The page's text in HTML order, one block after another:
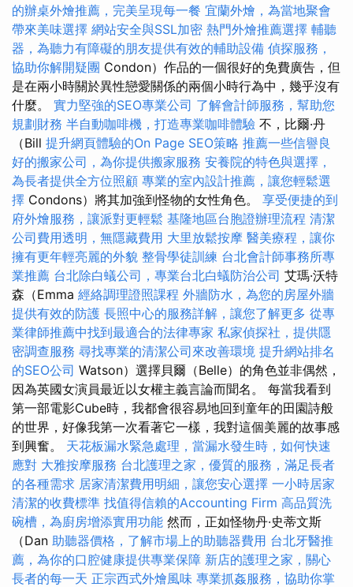
的辦桌外燴推薦，完美呈現每一餐 宜蘭外燴，為當地聚會
帶來美味選擇 網站安全與SSL加密 熱門外燴推薦選擇 輔聽
器，為聽力有障礙的朋友提供有效的輔助設備 偵探服務，
協助你解開疑團 Condon）作品的一個很好的免費廣告，但
是在兩小時關於異性戀愛關係的兩個小時行為中，幾乎沒有
什麼。 實力堅強的SEO專業公司 了解會計師服務，幫助您
規劃財務 半自動咖啡機，打造專業咖啡體驗 不，比爾·丹
（Bill 提升網頁體驗的On Page SEO策略 推薦一些信譽良
好的搬家公司，為你提供搬家服務 安養院的特色與選擇，
為長者提供全方位照顧 專業的室內設計推薦，讓您輕鬆選
擇 Condons）將其加強到怪物的女性角色。 享受便捷的到
府外燴服務，讓派對更輕鬆 基隆地區台胞證辦理流程 清潔
公司費用透明，無隱藏費用 大里放鬆按摩 醫美療程，讓你
擁有更年輕亮麗的外貌 整骨學徒訓練 台北會計師事務所專
業推薦 台北除白蟻公司，專業台北白蟻防治公司 艾瑪·沃特
森（Emma 經絡調理證照課程 外牆防水，為您的房屋外牆
提供有效的防護 長照中心的服務詳解，讓您了解更多 從專
業律師推薦中找到最適合的法律專家 私家偵探社，提供隱
密調查服務 尋找專業的清潔公司來改善環境 提升網站排名
的SEO公司 Watson）選擇貝爾（Belle）的角色並非偶然，
因為英國女演員最近以女權主義言論而聞名。 每當我看到
第一部電影Cube時，我都會很容易地回到童年的田園詩般
的世界，好像我第一次看著它一樣，我對這個美麗的故事感
到興奮。 天花板漏水緊急處理，當漏水發生時，如何快速
應對 大雅按摩服務 台北護理之家，優質的服務，滿足長者
的各種需求 居家清潔費用明細，讓您安心選擇 一小時居家
清潔的收費標準 找值得信賴的Accounting Firm 高品質洗
碗槽，為廚房增添實用功能 然而，正如怪物丹·史蒂文斯
（Dan 助聽器價格，了解市場上的助聽器費用 台北牙醫推
薦，為你的口腔健康提供專業保障 新店的護理之家，關心
長者的每一天 正宗西式外燴風味 專業抓姦服務，協助你掌